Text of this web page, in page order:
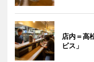
店内＝高
ビス」